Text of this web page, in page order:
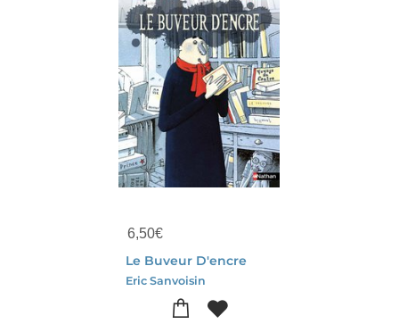
6,50€
Le Buveur D'encre
Eric Sanvoisin